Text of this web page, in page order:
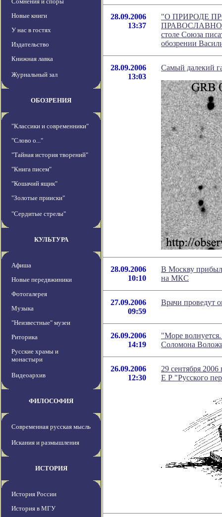
Новые книги
У нас в гостях
Издательство
Книжная лавка
Журнальный зал
ОБОЗРЕНИЯ
"Классики и современники"
"Слово о..."
"Тайная история творений"
"Книга писем"
"Кошачий ящик"
"Золотые прииски"
"Сердитые стрелы"
КУЛЬТУРА
Афиша
Новые передвжиники
Фотогалерея
Музыка
"Неизвестные" музеи
Риторика
Русские храмы и
монастыри
Видеоархив
ФИЛОСОФИЯ
Современная русская мысль
Искания и размышления
ИСТОРИЯ
История России
История в МГУ
28.09.2006
13:37
"О ПРИРОДЕ
ПРАВОСЛАВНОЙ
столе Союза
обозрении
28.09.2006
13:03
Самый далекий
28.09.2006
10:10
В Москву
на МКС
27.09.2006
09:59
Врачи проведут
26.09.2006
14:19
"Море
Соломона
26.09.2006
12:30
29 сентября
Е Р "Русского